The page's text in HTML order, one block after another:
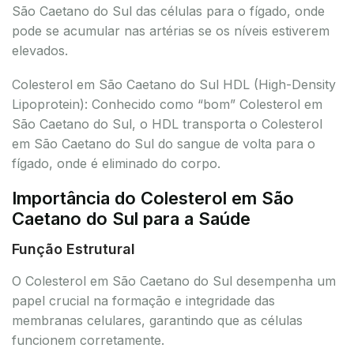
São Caetano do Sul das células para o fígado, onde
pode se acumular nas artérias se os níveis estiverem
elevados.
Colesterol em São Caetano do Sul HDL (High-Density
Lipoprotein): Conhecido como “bom” Colesterol em
São Caetano do Sul, o HDL transporta o Colesterol
em São Caetano do Sul do sangue de volta para o
fígado, onde é eliminado do corpo.
Importância do Colesterol em São
Caetano do Sul para a Saúde
Função Estrutural
O Colesterol em São Caetano do Sul desempenha um
papel crucial na formação e integridade das
membranas celulares, garantindo que as células
funcionem corretamente.